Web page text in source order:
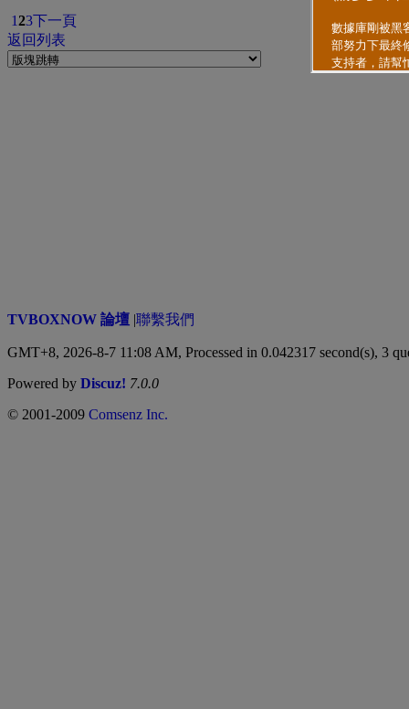
123下一頁
返回列表
TVBOXNOW 論壇 |聯繫我們
GMT+8, 2026-8-7 11:08 AM, Processed in 0.042317 second(s), 3
Powered by Discuz! 7.0.0
© 2001-2009 Comsenz Inc.